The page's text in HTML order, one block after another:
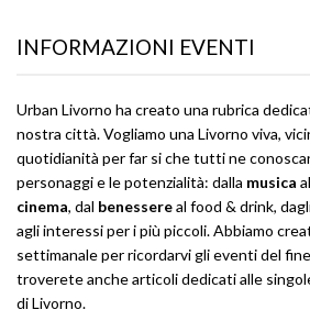
INFORMAZIONI EVENTI
Urban Livorno ha creato una rubrica
nostra città. Vogliamo una Livorno viva,
quotidianità per far si che tutti ne
personaggi e le potenzialità: dalla musica al
cinema, dal benessereal food & drink,
agli interessi per i più piccoli. Abbiamo
settimanale per ricordarvi gli eventi del
troverete anche articoli dedicati alle
di Livorno.